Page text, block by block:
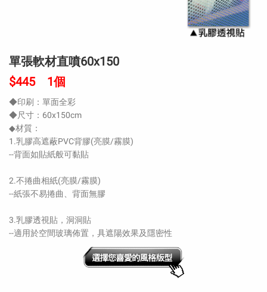
單張軟材直噴60x150
$445 1個
◆印刷：單面全彩
◆尺寸：60x150cm
◆材質：
1.乳膠高遮蔽PVC背膠(亮膜/霧膜)
--背面如貼紙般可黏貼
2.不捲曲相紙(亮膜/霧膜)
--紙張不易捲曲、背面無膠
3.乳膠透視貼，洞洞貼
--適用於空間玻璃佈置，具遮陽效果及隱密性